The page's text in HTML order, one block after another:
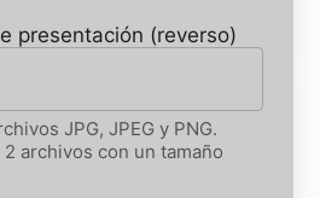
presentación (reverso)
JPG, JPEG y PNG.
archivos con un tamaño